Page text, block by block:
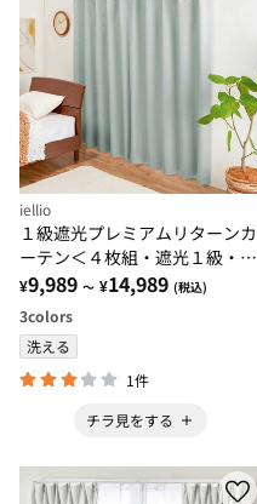
iellio
１級遮光プレミアムリターンカ
ーテン＜４枚組・遮光１級・無
地・洗える・形状記憶加工・新
生活・イージーオーダー＞
¥9,989 ～ ¥14,989 (税込)
3colors
洗える
1件
チラ見をする